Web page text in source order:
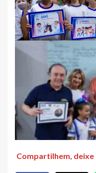
Compartilhem, deixe